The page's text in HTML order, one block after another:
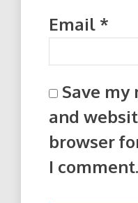
Email *
Save my
and
browser
I comment.